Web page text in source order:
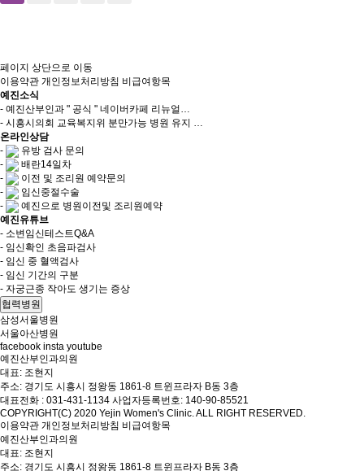
페이지 상단으로 이동
이용약관 개인정보처리방침 비급여항목
예진소식
- 예진산부인과 " 공식 " 네이버카페 리뉴얼…
- 시흥시의회 교육복지위 분만가능 병원 유지 …
온라인상담
-
유방 검사 문의
-
배란14일차
-
이전 및 조리원 예약문의
-
임신중절수술
-
예진으로 병원이전및 조리원예약
예진유튜브
- 소변임신테스트Q&A
- 임신확인 초음파검사
- 임신 중 혈액검사
- 임신 기간의 구분
- 자궁근종 작아도 생기는 증상
협력병원
삼성서울병원
서울아산병원
facebook insta youtube
예진산부인과의원
대표: 조현지
주소: 경기도 시흥시 정왕동 1861-8 트윈프라자 B동 3층
대표전화 : 031-431-1134 사업자등록번호: 140-90-85521
COPYRIGHT(C) 2020 Yejin Women's Clinic. ALL RIGHT RESERVED.
이용약관 개인정보처리방침 비급여항목
예진산부인과의원
대표: 조현지
주소: 경기도 시흥시 정왕동 1861-8 트윈프라자 B동 3층